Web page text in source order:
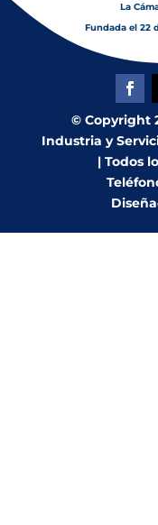
La
Fundada el 22
© Copyright
Industria y
| Todos